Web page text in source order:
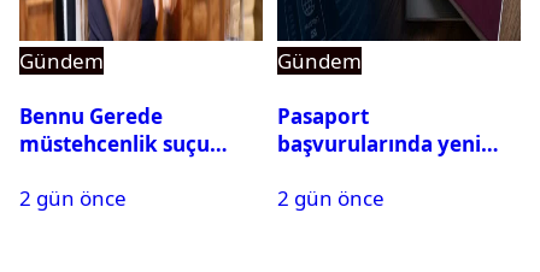
Gündem
Bennu Gerede
müstehcenlik suçu
alındı
2 gün önce
Gündem
Pasaport
başvurularında yeni
2 gün önce